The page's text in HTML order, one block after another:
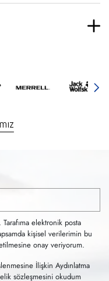
elektronik posta
kişisel verilerimin bu
onay veriyorum.
İlişkin Aydınlatma
sözleşmesini okudum